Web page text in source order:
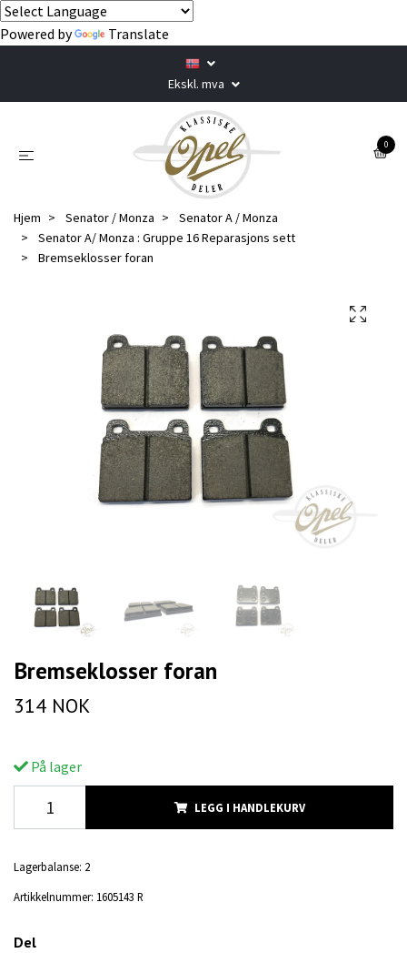
Powered by Translate
Ekskl. mva
0
Hjem Senator / Monza
Senator A / Monza
Senator A/ Monza : Gruppe 16 Reparasjons sett
Bremseklosser foran
Bremseklosser foran
314 NOK
På lager
LEGG I HANDLEKURV
Lagerbalanse: 2
Artikkelnummer: 1605143 R
Del